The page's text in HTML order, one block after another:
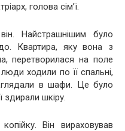
голова сім’ї.
Найстрашнішим було
Квартира, яку вона з
перетворилася на поле
ходили по її спальні,
в шафи. Це було
здирали шкіру.
Він вираховував